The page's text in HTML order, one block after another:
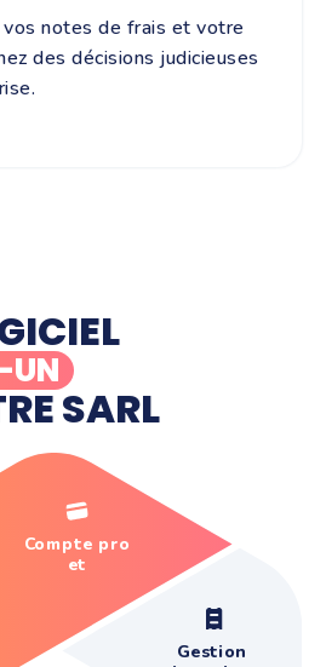
vos notes de frais et votre
des décisions judicieuses
UN
SARL
Compte pro
et
Gestion